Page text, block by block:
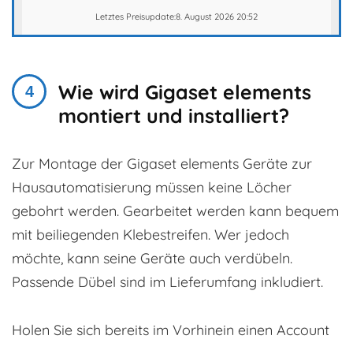
Letztes Preisupdate:8. August 2026 20:52
Wie wird Gigaset elements
montiert und installiert?
Zur Montage der Gigaset elements Geräte zur
Hausautomatisierung müssen keine Löcher
gebohrt werden. Gearbeitet werden kann bequem
mit beiliegenden Klebestreifen. Wer jedoch
möchte, kann seine Geräte auch verdübeln.
Passende Dübel sind im Lieferumfang inkludiert.
Holen Sie sich bereits im Vorhinein einen Account